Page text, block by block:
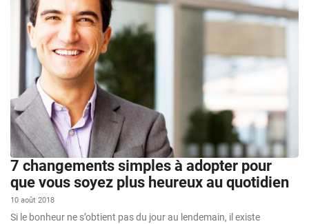
7 changements simples à adopter pour
que vous soyez plus heureux au quotidien
10 août 2018
Si le bonheur ne s’obtient pas du jour au lendemain, il existe